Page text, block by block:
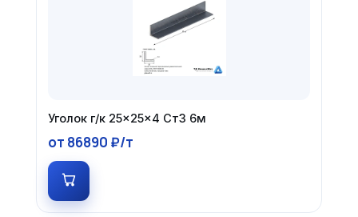
Уголок г/к 25×25×4 Ст3 6м
от 86890 ₽/т